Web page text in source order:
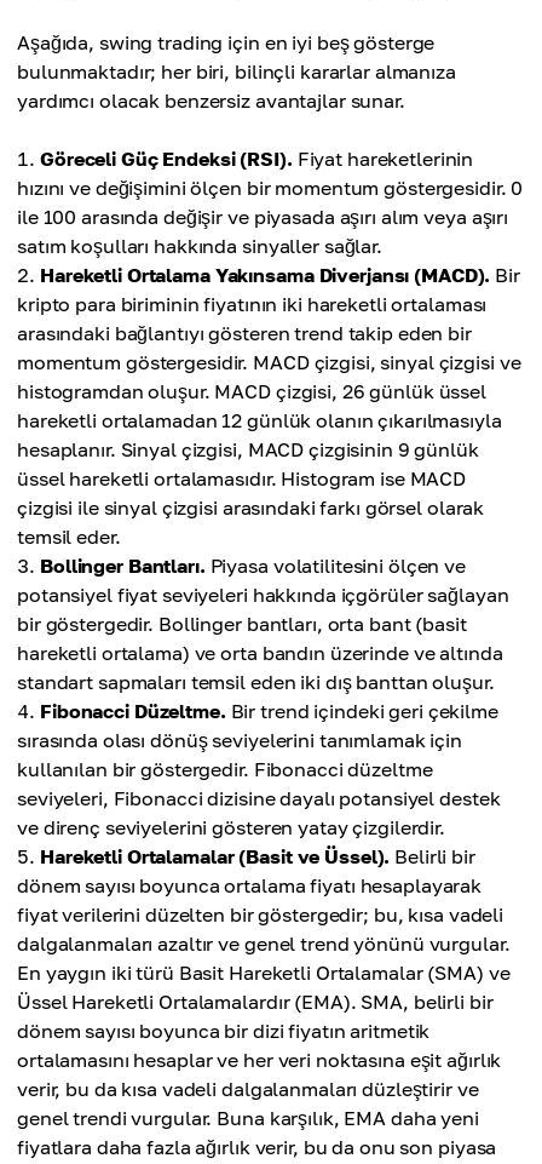
Aşağıda, swing trading için en iyi beş gösterge
bulunmaktadır; her biri, bilinçli kararlar almanıza
yardımcı olacak benzersiz avantajlar sunar.
Göreceli Güç Endeksi (RSI). Fiyat hareketlerinin
hızını ve değişimini ölçen bir momentum göstergesidir. 0
ile 100 arasında değişir ve piyasada aşırı alım veya aşırı
satım koşulları hakkında sinyaller sağlar.
Hareketli Ortalama Yakınsama Diverjansı (MACD). Bir
kripto para biriminin fiyatının iki hareketli ortalaması
arasındaki bağlantıyı gösteren trend takip eden bir
momentum göstergesidir. MACD çizgisi, sinyal çizgisi ve
histogramdan oluşur. MACD çizgisi, 26 günlük üssel
hareketli ortalamadan 12 günlük olanın çıkarılmasıyla
hesaplanır. Sinyal çizgisi, MACD çizgisinin 9 günlük
üssel hareketli ortalamasıdır. Histogram ise MACD
çizgisi ile sinyal çizgisi arasındaki farkı görsel olarak
temsil eder.
Bollinger Bantları. Piyasa volatilitesini ölçen ve
potansiyel fiyat seviyeleri hakkında içgörüler sağlayan
bir göstergedir. Bollinger bantları, orta bant (basit
hareketli ortalama) ve orta bandın üzerinde ve altında
standart sapmaları temsil eden iki dış banttan oluşur.
Fibonacci Düzeltme. Bir trend içindeki geri çekilme
sırasında olası dönüş seviyelerini tanımlamak için
kullanılan bir göstergedir. Fibonacci düzeltme
seviyeleri, Fibonacci dizisine dayalı potansiyel destek
ve direnç seviyelerini gösteren yatay çizgilerdir.
Hareketli Ortalamalar (Basit ve Üssel). Belirli bir
dönem sayısı boyunca ortalama fiyatı hesaplayarak
fiyat verilerini düzelten bir göstergedir; bu, kısa vadeli
dalgalanmaları azaltır ve genel trend yönünü vurgular.
En yaygın iki türü Basit Hareketli Ortalamalar (SMA) ve
Üssel Hareketli Ortalamalardır (EMA). SMA, belirli bir
dönem sayısı boyunca bir dizi fiyatın aritmetik
ortalamasını hesaplar ve her veri noktasına eşit ağırlık
verir, bu da kısa vadeli dalgalanmaları düzleştirir ve
genel trendi vurgular. Buna karşılık, EMA daha yeni
fiyatlara daha fazla ağırlık verir, bu da onu son piyasa